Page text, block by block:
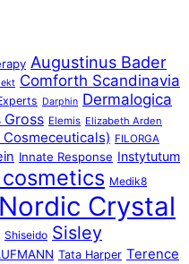
Augustinus Bader
Comforth Scandinavia
Darphin Dermalogica
Gross Elemis Elizabeth Arden
FILORGA
Innate Response Instytutum
cosmetics Medik8
Nordic Crystal
Shiseido Sisley
Tata Harper Terence